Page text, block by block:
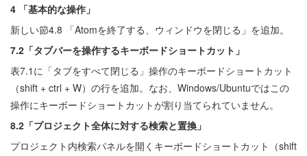
4 「基本的な操作」
新しい節4.8 「Atomを終了する、ウィンドウを閉じる」を追加。
7.2「タブバーを操作するキーボードショートカット」
表7.1に「タブをすべて閉じる」操作のキーボードショートカット
（shift + ctrl + W）の行を追加。なお、Windows/Ubuntuではこの
操作にキーボードショートカットが割り当てられていません。
8.2「プロジェクト全体に対する検索と置換」
プロジェクト内検索パネルを開くキーボードショートカット（shift